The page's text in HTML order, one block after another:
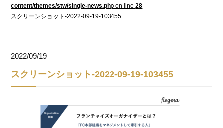
content/themes/stw/single-news.php on line28
スクリーンショット-2022-09-19-103455
2022/09/19
スクリーンショット-2022-09-19-103455